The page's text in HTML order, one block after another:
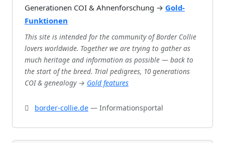
Generationen COI & Ahnenforschung → Gold-
Funktionen
This site is intended for the community of Border Collie
lovers worldwide. Together we are trying to gather as
much heritage and information as possible — back to
the start of the breed. Trial pedigrees, 10 generations
COI & genealogy → Gold features
border-collie.de — Informationsportal